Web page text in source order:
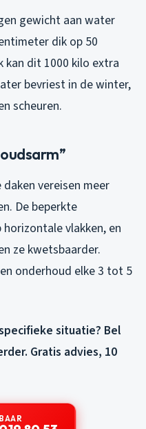
gewicht aan water
dik op 50
kan dit 1000 kilo extra
bevriest in de winter,
scheuren.
vereisen meer
De beperkte
vlakken, en
ze kwetsbaarder.
onderhoud elke 3 tot 5
situatie? Bel
Gratis advies, 10